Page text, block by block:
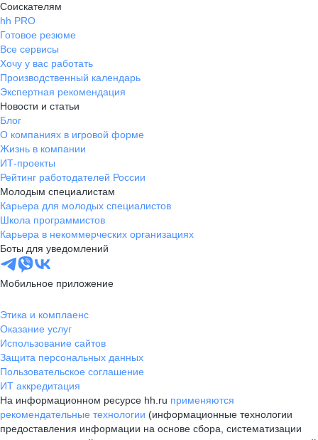
Соискателям
hh PRO
Готовое резюме
Все сервисы
Хочу у вас работать
Производственный календарь
Экспертная рекомендация
Новости и статьи
Блог
О компаниях в игровой форме
Жизнь в компании
ИТ-проекты
Рейтинг работодателей России
Молодым специалистам
Карьера для молодых специалистов
Школа программистов
Карьера в некоммерческих организациях
Боты для уведомлений
Мобильное приложение
Этика и комплаенс
Оказание услуг
Использование сайтов
Защита персональных данных
Пользовательское соглашение
ИТ аккредитация
На информационном ресурсе hh.ru применяются
рекомендательные технологии (информационные технологии
предоставления информации на основе сбора, систематизации